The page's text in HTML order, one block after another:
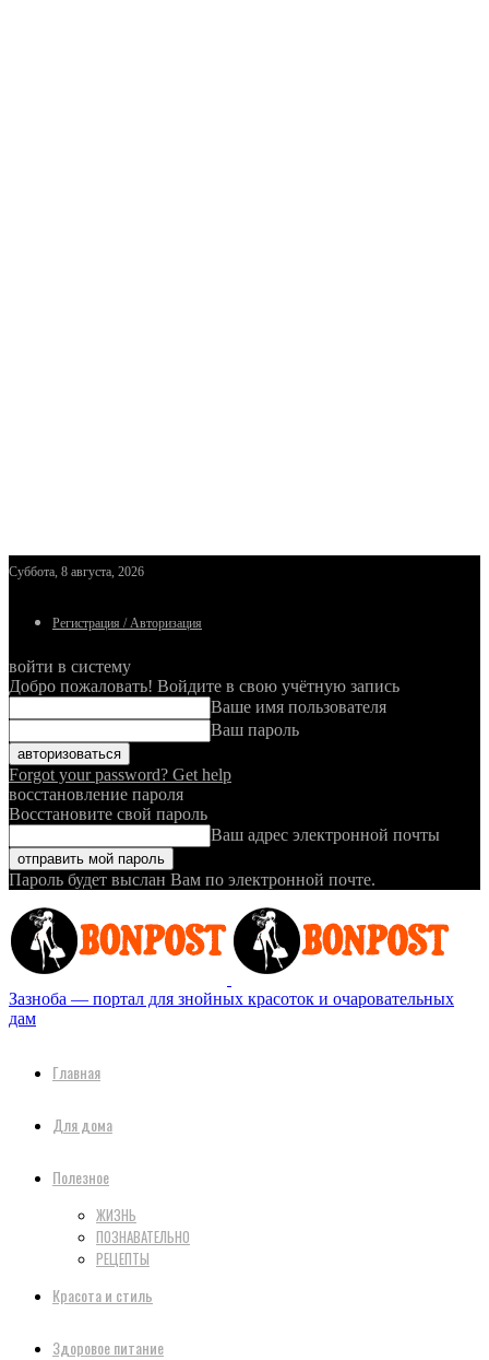
Суббота, 8 августа, 2026
Регистрация / Авторизация
войти в систему
Добро пожаловать! Войдите в свою учётную запись
Ваше имя пользователя
Ваш пароль
Forgot your password? Get help
восстановление пароля
Восстановите свой пароль
Ваш адрес электронной почты
Пароль будет выслан Вам по электронной почте.
Зазноба — портал для знойных красоток и очаровательных
дам
Главная
Для дома
Полезное
ЖИЗНЬ
ПОЗНАВАТЕЛЬНО
РЕЦЕПТЫ
Красота и стиль
Здоровое питание